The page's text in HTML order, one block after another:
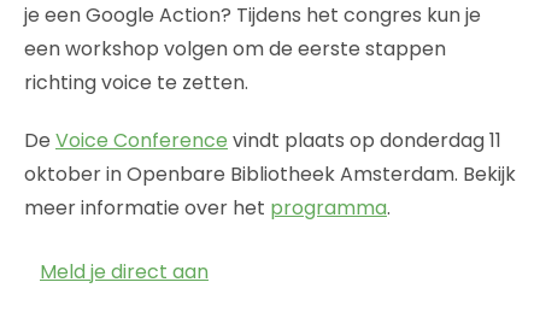
je een Google Action? Tijdens het congres kun je
een workshop volgen om de eerste stappen
richting voice te zetten.
De Voice Conference vindt plaats op donderdag 11
oktober in Openbare Bibliotheek Amsterdam. Bekijk
meer informatie over het programma.
Meld je direct aan